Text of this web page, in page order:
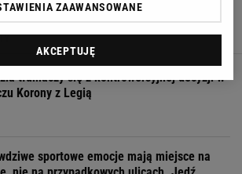
WIĘCEJ TEMATÓW
tłumaczy się z kontrowersyjnej decyzji w
Korony z Legią
sportowe emocje mają miejsce na
ZAAWANSOWANE
AKCEPTUJĘ